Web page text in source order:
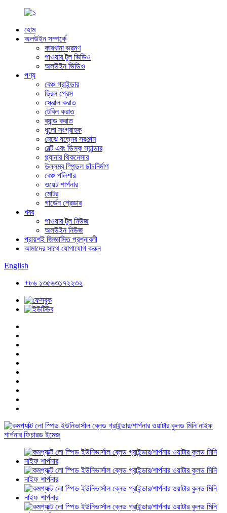
হোম
অলউইন সম্পর্কে
কারখানা ভ্রমণ
পাওয়ার টুল ভিডিও
অলউইন ভিডিও
পণ্য
বেঞ্চ গ্রাইন্ডার
ড্রিল প্রেস
স্ক্রোল করাত
টেবিল করাত
ব্যান্ড করাত
ধুলো সংগ্রাহক
মেঝে যত্নের সরঞ্জাম
বেল্ট এবং ডিস্ক স্যান্ডার
প্ল্যানার থিকনেসার
উল্লম্ব স্পিন্ডল ছাঁচনির্মাণ
বেঞ্চ পলিশার
ওয়েট শার্পনার
মোটর
গার্ডেন শ্রেডার
খবর
পাওয়ার টুল নিউজ
অলউইন নিউজ
প্রায়শই জিজ্ঞাসিত প্রশ্নাবলী
আমাদের সাথে যোগাযোগ করুন
English
+৮৬ ১৩৫৬৩১৭২২৩২